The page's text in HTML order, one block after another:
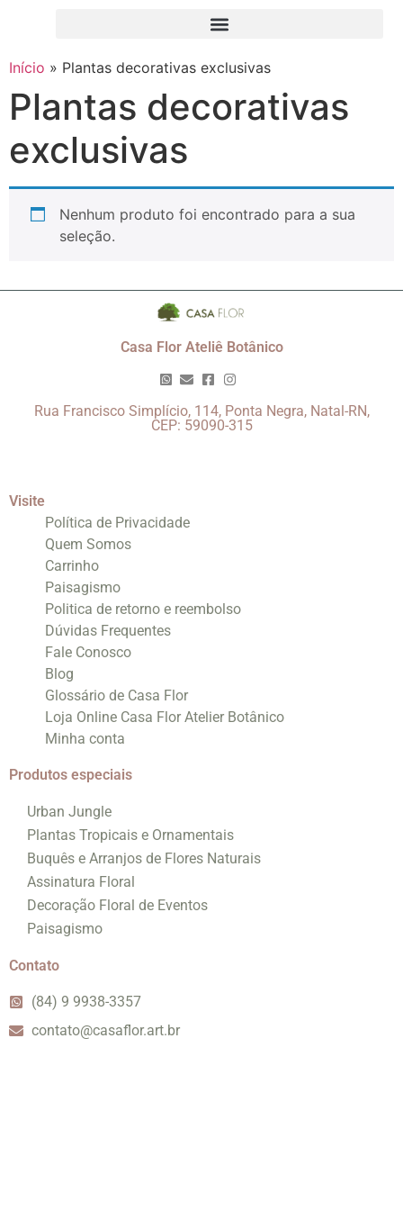
Início » Plantas decorativas exclusivas
Plantas decorativas
exclusivas
Nenhum produto foi encontrado para a sua
seleção.
Casa Flor Ateliê Botânico
Rua Francisco Simplício, 114, Ponta Negra, Natal-RN,
CEP: 59090-315
Visite
Política de Privacidade
Quem Somos
Carrinho
Paisagismo
Politica de retorno e reembolso
Dúvidas Frequentes
Fale Conosco
Blog
Glossário de Casa Flor
Loja Online Casa Flor Atelier Botânico
Minha conta
Produtos especiais
Urban Jungle
Plantas Tropicais e Ornamentais
Buquês e Arranjos de Flores Naturais
Assinatura Floral
Decoração Floral de Eventos
Paisagismo
Contato
(84) 9 9938-3357
contato@casaflor.art.br